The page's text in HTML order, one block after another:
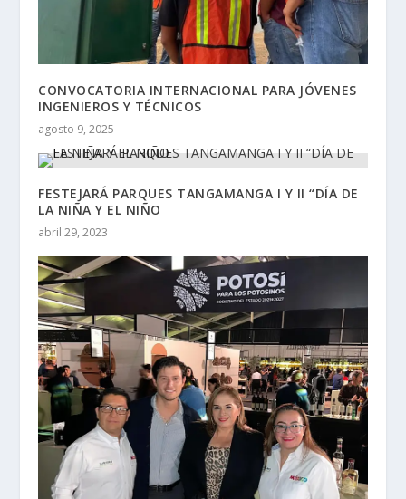
CONVOCATORIA INTERNACIONAL PARA JÓVENES
INGENIEROS Y TÉCNICOS
agosto 9, 2025
FESTEJARÁ PARQUES TANGAMANGA I Y II “DÍA DE
LA NIÑA Y EL NIÑO
abril 29, 2023